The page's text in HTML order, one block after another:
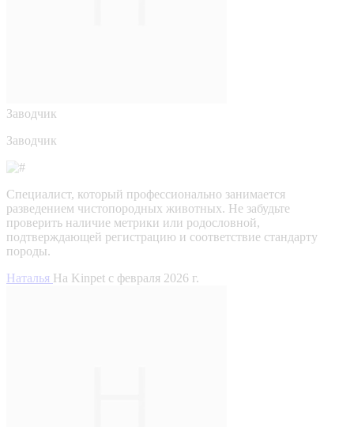
Заводчик
Заводчик
Специалист, который профессионально занимается
разведением чистопородных животных. Не забудьте
проверить наличие метрики или родословной,
подтверждающей регистрацию и соответствие стандарту
породы.
Наталья На Kinpet c февраля 2026 г.